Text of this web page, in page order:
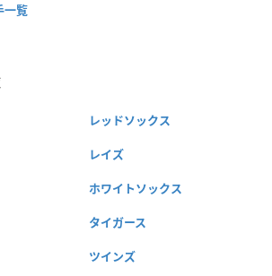
一覧
レッドソックス
レイズ
ホワイトソックス
タイガース
ツインズ